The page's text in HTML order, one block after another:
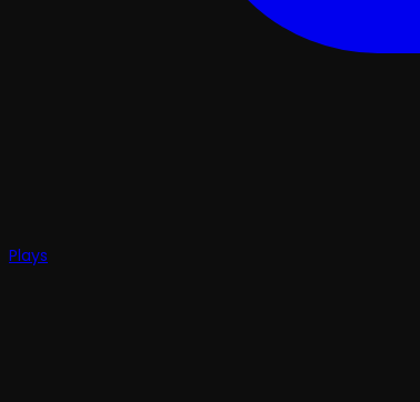
Plays